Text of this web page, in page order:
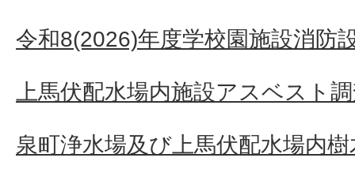
令和8(2026)年度学校園施設消防
上馬伏配水場内施設アスベスト
泉町浄水場及び上馬伏配水場内